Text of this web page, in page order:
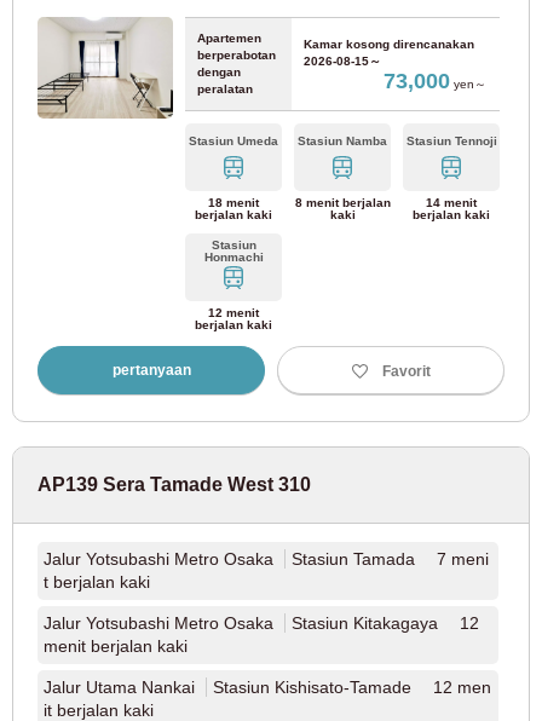
Apartemen
berperabotan
dengan
peralatan
Kamar kosong direncanakan
2026-08-15～
73,000yen～
Stasiun Umeda
18 menit
berjalan kaki
Stasiun Namba
8 menit berjalan
kaki
Stasiun Tennoji
14 menit
berjalan kaki
Stasiun
Honmachi
12 menit
berjalan kaki
pertanyaan Favorit
AP139 Sera Tamade West 310
Jalur Yotsubashi Metro Osaka
Stasiun Tamada 7 meni
t berjalan kaki
Jalur Yotsubashi Metro Osaka
Stasiun Kitakagaya 12
menit berjalan kaki
Jalur Utama Nankai
Stasiun Kishisato-Tamade 12 men
it berjalan kaki
Jalur Bandara Keikyu (4)
Jalur Keikyu Daishi
(69)
Jalur Tobu Daishi
Jalur Tobu Kameido (1)
Jalur Tobu Noda (7)
Kereta Api Hokuso
Kereta Api Hokuso Jalur Hokuso (8)
Kereta api perkotaan baru di wilayah metropolitan